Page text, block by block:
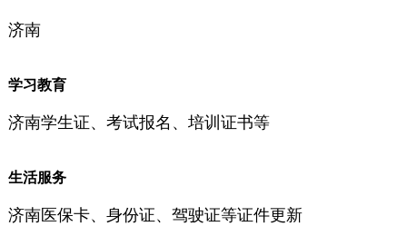
济南
学习教育
济南学生证、考试报名、培训证书等
生活服务
济南医保卡、身份证、驾驶证等证件更新